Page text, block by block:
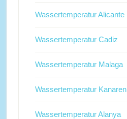
Wassertemperatur Alicante
Wassertemperatur Cadiz
Wassertemperatur Malaga
Wassertemperatur Kanaren
Wassertemperatur Alanya